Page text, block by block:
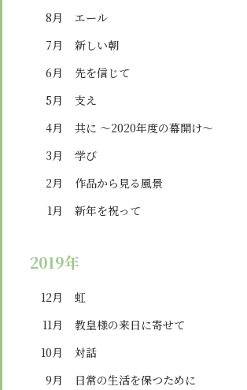
8月
エール
7月
新しい朝
6月
先を信じて
5月
支え
4月
共に ～2020年度の幕開け～
3月
学び
2月
作品から見る風景
1月
新年を祝って
2019年
12月
虹
11月
教皇様の来日に寄せて
10月
対話
9月
日常の生活を保つために